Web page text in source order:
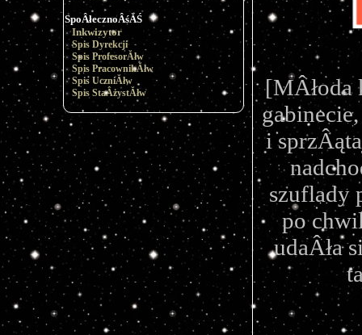
SpoÂłecznoÂśĂŚ
Inkwizytor
Spis Dyrekcji
Spis ProfesorĂłw
Spis PracownikĂłw
Spis UczniĂłw
Spis StaÂżystĂłw
[MÂłoda
i
szuflady
po
udaÂła